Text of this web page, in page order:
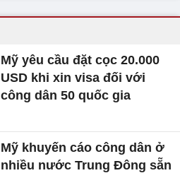
Mỹ yêu cầu đặt cọc 20.000
USD khi xin visa đối với
công dân 50 quốc gia
Mỹ khuyến cáo công dân ở
nhiều nước Trung Đông sẵn